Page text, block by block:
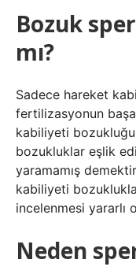
Bozuk
mı?
Sadece hareket
fertilizasyonun
kabiliyeti
bozukluklar eşlik
yaramamış
kabiliyeti
incelenmesi yararlı
Neden